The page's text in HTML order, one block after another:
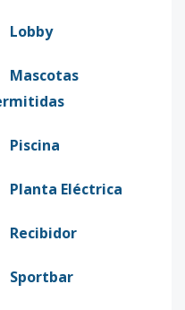
Lobby
Mascotas
Piscina
Planta Eléctrica
Recibidor
Sportbar